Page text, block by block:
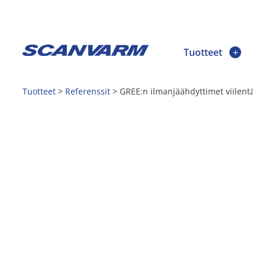
Tuotteet
Tuotteet > Referenssit > GREE:n ilmanjäähdyttimet